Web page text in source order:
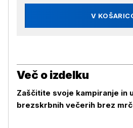
V
Več o izdelku
Zaščitite svoje kampiranje in
brezskrbnih večerih brez